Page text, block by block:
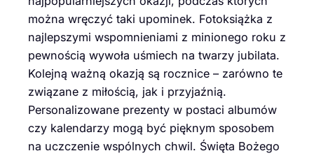
można wręczyć taki upominek. Fotoksiążka z
najlepszymi wspomnieniami z minionego roku z
pewnością wywoła uśmiech na twarzy jubilata.
Kolejną ważną okazją są rocznice – zarówno te
związane z miłością, jak i przyjaźnią.
Personalizowane prezenty w postaci albumów
czy kalendarzy mogą być pięknym sposobem
na uczczenie wspólnych chwil. Święta Bożego